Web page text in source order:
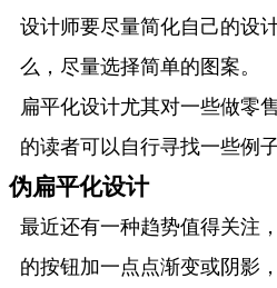
设计师要尽量简化自己的设
么，尽量选择简单的图案。
扁平化设计尤其对一些做零
的读者可以自行寻找一些例
伪扁平化设计
最近还有一种趋势值得关注
的按钮加一点点渐变或阴影